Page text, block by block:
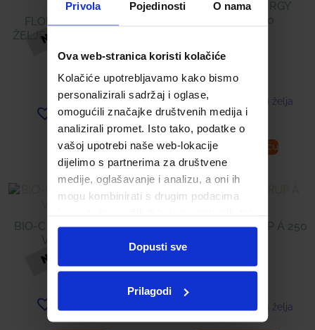
Privola Pojedinosti O nama
Ova web-stranica koristi kolačiće
Kolačiće upotrebljavamo kako bismo
personalizirali sadržaj i oglase,
omogućili značajke društvenih medija i
analizirali promet. Isto tako, podatke o
vašoj upotrebi naše web-lokacije
dijelimo s partnerima za društvene
medije, oglašavanje i analizu, a oni ih
mogu kombinirati s drugim podacima
ste upotrebljavali njihove usluge.
Dopusti sve
Prilagodi
FLORADIX TONIK SA
ŽELJEZOM KINDERVITAL
250 ML
17,25€
Dodaj u listu želja
Pročitaj više
CENTRAVIT ENERGY
TABLETE Á 30
14,41
Dodaj u listu želja
Dodaj u košaricu
BIO-C 500 DIREKT (PHS)
VREĆICA Á 20
10,43€
Dodaj u listu želja
ALPENKRAFT SIRUP Á 250
16,99€
Dodaj u listu želja